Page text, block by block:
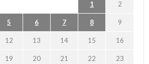
1 2
5 6 7 8 9
12 13 14 15 16
19 20 21 22 23